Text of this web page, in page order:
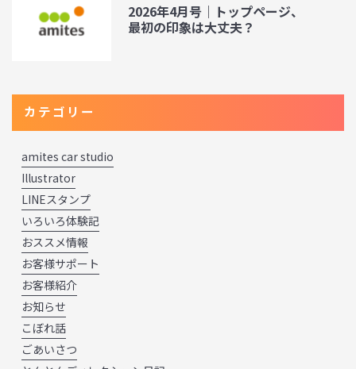
2026年4月号｜トップページ、
最初の印象は大丈夫？
カテゴリー
amites car studio
Illustrator
LINEスタンプ
いろいろ体験記
おススメ情報
お客様サポート
お客様紹介
お知らせ
こぼれ話
ごあいさつ